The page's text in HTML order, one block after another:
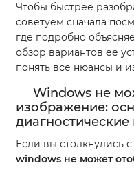
Чтобы быстрее
советуем сначала
где подробно
обзор вариантов ее
понять все нюансы и
Windows не
изображение:
Если вы столкнулись
windows не может